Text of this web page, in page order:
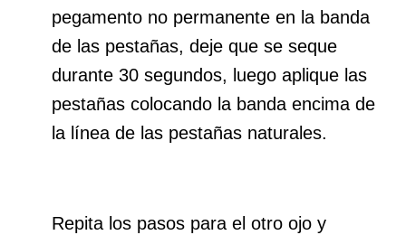
pegamento no permanente en la banda
de las pestañas, deje que se seque
durante 30 segundos, luego aplique las
pestañas colocando la banda encima de
la línea de las pestañas naturales.
Repita los pasos para el otro ojo y